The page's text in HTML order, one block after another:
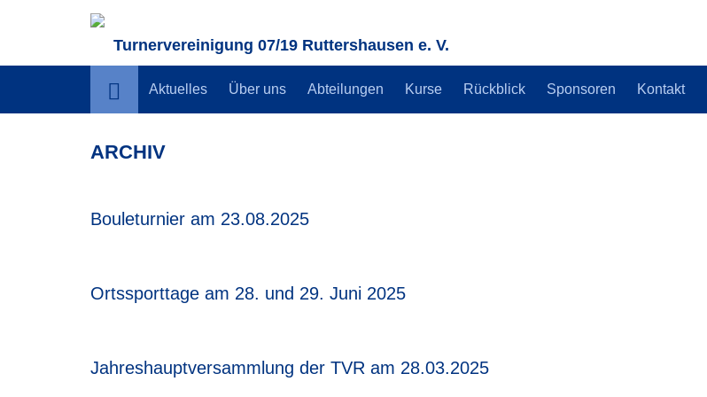
Turnervereinigung 07/19 Ruttershausen e. V.
Aktuelles Über uns Abteilungen Kurse Rückblick Sponsoren Kontakt
ARCHIV
Bouleturnier am 23.08.2025
Ortssporttage am 28. und 29. Juni 2025
Jahreshauptversammlung der TVR am 28.03.2025